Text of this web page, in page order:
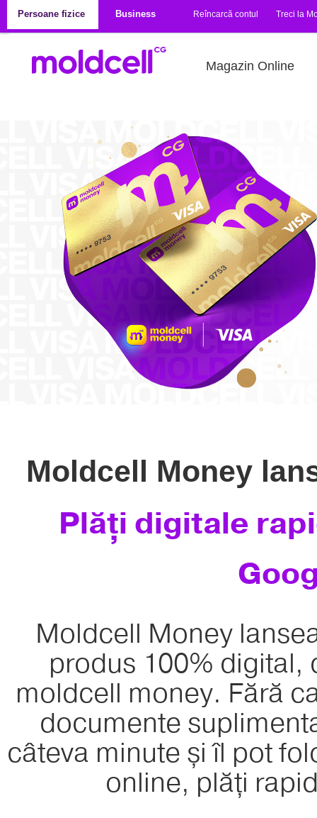
Persoane fizice
Business Reîncarcă contul Treci la
Magazin Online
Moldcell Money
Plăți digitale
Moldcell Money
produs 100%
moldcell money. Fără
documente
câteva minute și îl pot
online, plăți